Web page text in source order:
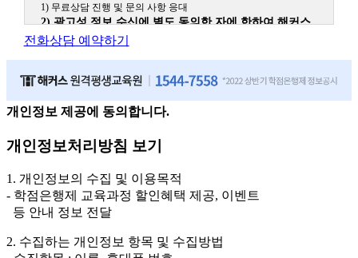
1) 무료상담 진행 및 문의 사항 응대
2) 광고성 정보 수신에 별도 동의한 자에 한하여 해커스
원격평생교육원을 비롯한 해커스 교육그룹의 새로운 서
(해커스교육그룹: 해커스인강, 해커스프랩, 해커스톡, 해커스중국
원, 해커스경찰, 해커스소방, 해커스공인중개사, 해커스주택관리
사, 해커스편입 등)
2. 개인정보 수집·이용 항목: 이름, 휴대폰번호
3. 개인정보 보유/이용 기간: 법령상 정하는 경우를 제외
하고는 회원탈퇴 시까지 이용 및 보관합니다. 단, 비회원
이거나 상담 시로부터 3년 이내 탈퇴하는 자의 경우, 소
비자 불만 또는 분쟁처리를 위해 3년간 보관합니다.
4. 신청자는 개인정보 수집·이용을 거부할 수 있습니다. 단, 거부의
전화상담 예약하기
개인정보 제공에 동의합니다.
개인정보처리방침 보기
1. 개인정보의 수집 및 이용목적
- 학점은행제 교육과정 할인혜택 제공, 이벤트
등 안내 정보 전달
2. 수집하는 개인정보 항목 및 수집방법